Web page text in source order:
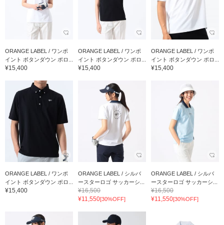
ORANGE LABEL / ワンポ
イント ボタンダウン ポロ...
¥15,400
ORANGE LABEL / ワンポ
イント ボタンダウン ポロ...
¥15,400
ORANGE LABEL / ワンポ
イント ボタンダウン ポロ...
¥15,400
ORANGE LABEL / ワンポ
イント ボタンダウン ポロ...
¥15,400
ORANGE LABEL / シルバ
ースターロゴ サッカーシ...
¥16,500
¥11,550[30%OFF]
ORANGE LABEL / シルバ
ースターロゴ サッカーシ...
¥16,500
¥11,550[30%OFF]